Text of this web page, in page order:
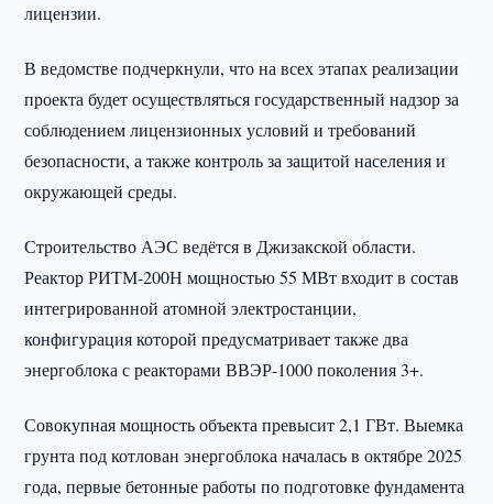
лицензии.
В ведомстве подчеркнули, что на всех этапах реализации
проекта будет осуществляться государственный надзор за
соблюдением лицензионных условий и требований
безопасности, а также контроль за защитой населения и
окружающей среды.
Строительство АЭС ведётся в Джизакской области.
Реактор РИТМ-200Н мощностью 55 МВт входит в состав
интегрированной атомной электростанции,
конфигурация которой предусматривает также два
энергоблока с реакторами ВВЭР-1000 поколения 3+.
Совокупная мощность объекта превысит 2,1 ГВт. Выемка
грунта под котлован энергоблока началась в октябре 2025
года, первые бетонные работы по подготовке фундамента